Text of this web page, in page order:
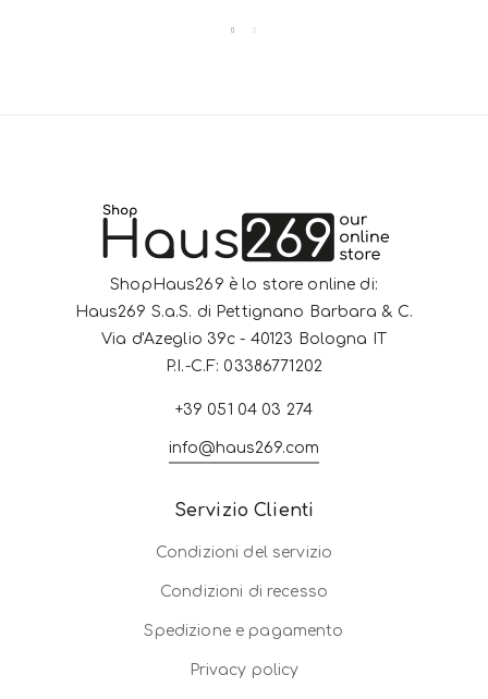
ShopHaus269 è lo store online di:
Haus269 S.a.S. di Pettignano Barbara & C.
Via d'Azeglio 39c - 40123 Bologna IT
P.I.-C.F: 03386771202
+39 051 04 03 274
info@haus269.com
Servizio Clienti
Condizioni del servizio
Condizioni di recesso
Spedizione e pagamento
Privacy policy